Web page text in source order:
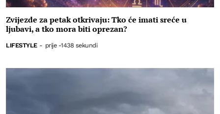
Zvijezde za petak otkrivaju: Tko će imati sreće u
ljubavi, a tko mora biti oprezan?
LIFESTYLE - prije -1438 sekundi